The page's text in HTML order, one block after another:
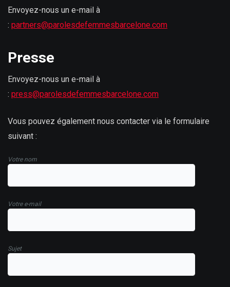
Envoyez-nous un e-mail à
: partners@parolesdefemmesbarcelone.com
Presse
Envoyez-nous un e-mail à
: press@parolesdefemmesbarcelone.com
Vous pouvez également nous contacter via le formulaire
suivant :
Votre nom
Votre e-mail
Sujet